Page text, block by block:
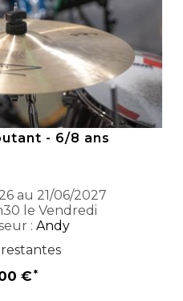
- 6/8 ans
au 21/06/2027
le Vendredi
: Andy
€